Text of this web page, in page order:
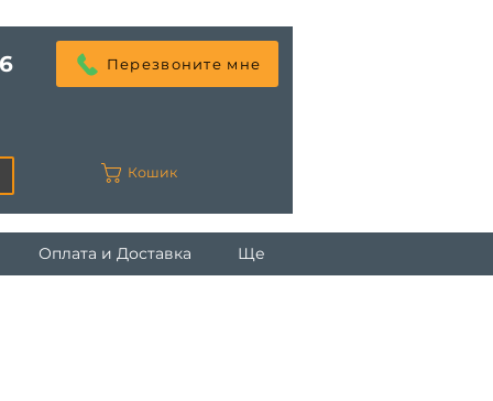
Перезвоните мне
Кошик
Оплата и Доставка Ще